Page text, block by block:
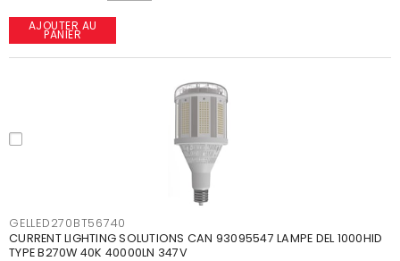
AJOUTER AU
PANIER
GELLED270BT56740
CURRENT LIGHTING SOLUTIONS CAN 93095547 LAMPE DEL 1000HID
TYPE B270W 40K 40000LN 347V